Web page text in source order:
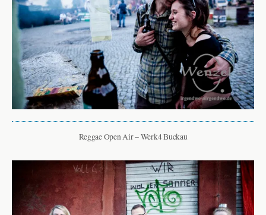
Reggae Open Air – Werk4 Buckau